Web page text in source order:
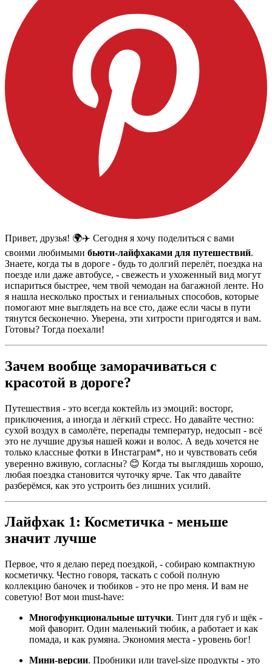
Привет, друзья! 🌍✈️ Сегодня я хочу поделиться с вами
своими любимыми бьюти-лайфхаками для путешествий.
Знаете, когда ты в дороге - будь то долгий перелёт, поездка на
поезде или даже автобусе, - свежесть и ухоженный вид могут
испариться быстрее, чем твой чемодан на багажной ленте. Но
я нашла несколько простых и гениальных способов, которые
помогают мне выглядеть на все сто, даже если часы в пути
тянутся бесконечно. Уверена, эти хитрости пригодятся и вам.
Готовы? Тогда поехали!
Зачем вообще заморачиваться с
красотой в дороге?
Путешествия - это всегда коктейль из эмоций: восторг,
приключения, а иногда и лёгкий стресс. Но давайте честно:
сухой воздух в самолёте, перепады температур, недосып - всё
это не лучшие друзья нашей кожи и волос. А ведь хочется не
только классные фотки в Инстаграм*, но и чувствовать себя
уверенно вживую, согласны? 😊 Когда ты выглядишь хорошо,
любая поездка становится чуточку ярче. Так что давайте
разберёмся, как это устроить без лишних усилий.
Лайфхак 1: Косметичка - меньше
значит лучше
Первое, что я делаю перед поездкой, - собираю компактную
косметичку. Честно говоря, таскать с собой полную
коллекцию баночек и тюбиков - это не про меня. И вам не
советую! Вот мои must-have:
Многофункциональные штучки. Тинт для губ и щёк -
мой фаворит. Один маленький тюбик, а работает и как
помада, и как румяна. Экономия места - уровень бог!
Мини-версии. Пробники или travel-size продукты - это